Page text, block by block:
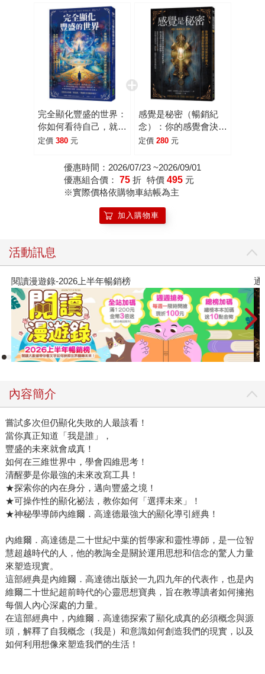
完全顯化豐盛的世界：
你如何看待自己，就會
具體實現你的未來！
定價 380 元
感覺是秘密（暢銷紀
念）：你的感覺會決定
你是什麼人，並且創造
定價 280 元
優惠時間：2026/07/23 ~2026/09/01
優惠組合價： 75 折 特價 495 元
※實際價格依購物車結帳為主
加入購物車
活動訊息
通靈藥師的處方箋
內容簡介
嘗試多次但仍顯化失敗的人最該看！
當你真正知道「我是誰」，
豐盛的未來就會成真！
如何在三維世界中，學會四維思考！
清醒夢是你最強的未來改寫工具！
★探索你的內在身分，邁向豐盛之境！
★可操作性的顯化祕法，教你如何「選擇未來」！
★神秘學導師內維爾．高達德最強大的顯化導引經典！
內維爾．高達德是二十世紀中葉的哲學家和靈性導師，是一位智
慧超越時代的人，他的教誨全是關於運用思想和信念的驚人力量
來塑造現實。
這部經典是內維爾．高達德出版於一九四九年的代表作，也是內
維爾二十世紀超前時代的心靈思想寶典，旨在教導讀者如何擁抱
每個人內心深處的力量。
在這部經典中，內維爾．高達德探索了顯化成真的必須概念與源
頭，解釋了自我概念（我是）和意識如何創造我們的現實，以及
如何利用想像來塑造我們的生活！